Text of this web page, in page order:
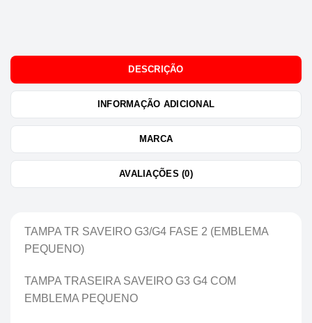
DESCRIÇÃO
INFORMAÇÃO ADICIONAL
MARCA
AVALIAÇÕES (0)
TAMPA TR SAVEIRO G3/G4 FASE 2 (EMBLEMA
PEQUENO)
TAMPA TRASEIRA SAVEIRO G3 G4 COM
EMBLEMA PEQUENO